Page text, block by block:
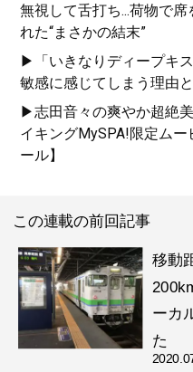
無視して舌打ち...荷物で
れた“まさかの結末”
▶「いきなりディープキ
敏感に感じてしまう理由と
▶志田音々の爽やか超絶
イキングMySPA!限定ム
ール】
この連載の前回記事
移動
ーカ
た